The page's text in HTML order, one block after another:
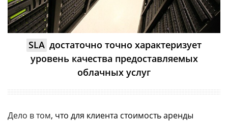
SLA достаточно точно характеризует
уровень качества предоставляемых
облачных услуг
Дело в том, что для клиента стоимость аренды